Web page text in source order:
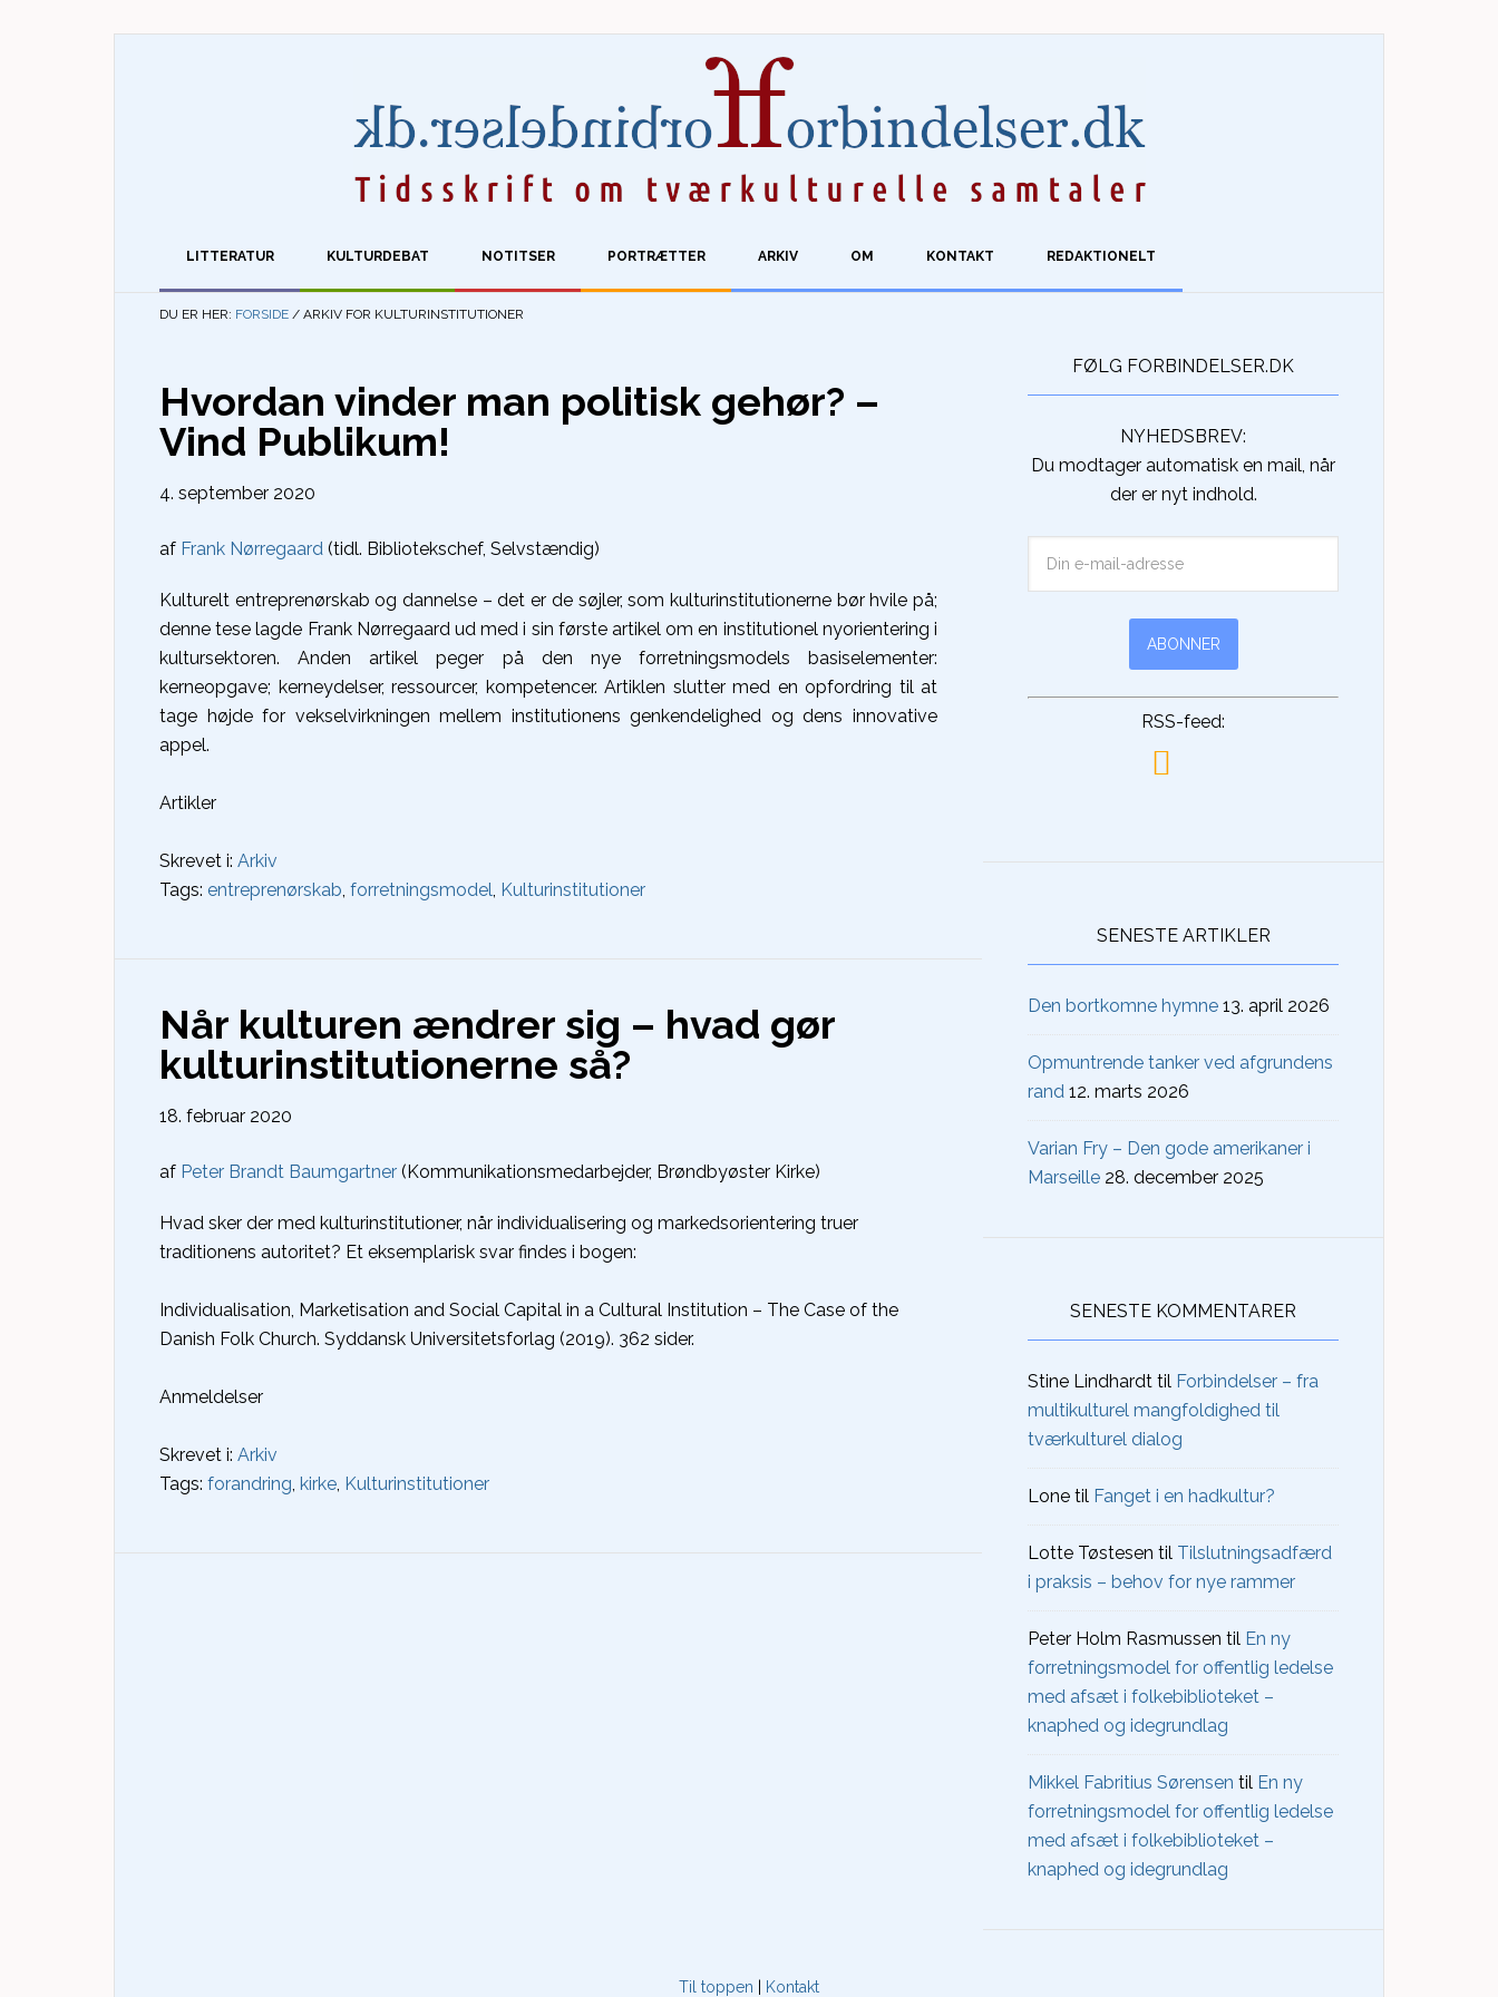
LITTERATUR KULTURDEBAT NOTITSER PORTRÆTTER ARKIV OM KONTAKT REDAKTIONELT
DU ER HER: FORSIDE / ARKIV FOR KULTURINSTITUTIONER
Hvordan vinder man politisk gehør? –
Vind Publikum!
4. september 2020
af Frank Nørregaard (tidl. Bibliotekschef, Selvstændig)
Kulturelt entreprenørskab og dannelse – det er de søjler, som kulturinstitutionerne bør hvile på;
denne tese lagde Frank Nørregaard ud med i sin første artikel om en institutionel nyorientering i
kultursektoren. Anden artikel peger på den nye forretningsmodels basiselementer:
kerneopgave; kerneydelser, ressourcer, kompetencer. Artiklen slutter med en opfordring til at
tage højde for vekselvirkningen mellem institutionens genkendelighed og dens innovative
appel.
Artikler
Skrevet i: Arkiv
Tags: entreprenørskab, forretningsmodel, Kulturinstitutioner
Når kulturen ændrer sig – hvad gør
kulturinstitutionerne så?
18. februar 2020
af Peter Brandt Baumgartner (Kommunikationsmedarbejder, Brøndbyøster Kirke)
Hvad sker der med kulturinstitutioner, når individualisering og markedsorientering truer
traditionens autoritet? Et eksemplarisk svar findes i bogen:
Individualisation, Marketisation and Social Capital in a Cultural Institution – The Case of the
Danish Folk Church. Syddansk Universitetsforlag (2019). 362 sider.
Anmeldelser
Skrevet i: Arkiv
Tags: forandring, kirke, Kulturinstitutioner
FØLG FORBINDELSER.DK
NYHEDSBREV:
Du modtager automatisk en mail, når
der er nyt indhold.
RSS-feed:
SENESTE ARTIKLER
Den bortkomne hymne 13. april 2026
Opmuntrende tanker ved afgrundens
rand 12. marts 2026
Varian Fry – Den gode amerikaner i
Marseille 28. december 2025
SENESTE KOMMENTARER
Stine Lindhardt til Forbindelser – fra
multikulturel mangfoldighed til
tværkulturel dialog
Lone til Fanget i en hadkultur?
Lotte Tøstesen til Tilslutningsadfærd
i praksis – behov for nye rammer
Peter Holm Rasmussen til En ny
forretningsmodel for offentlig ledelse
med afsæt i folkebiblioteket –
knaphed og idegrundlag
Mikkel Fabritius Sørensen til En ny
forretningsmodel for offentlig ledelse
med afsæt i folkebiblioteket –
knaphed og idegrundlag
Til toppen Kontakt